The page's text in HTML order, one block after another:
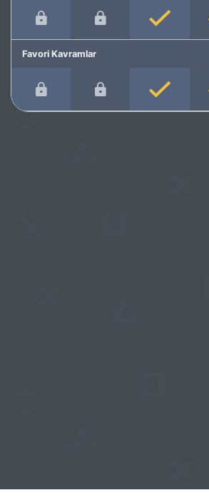
Favori Kavramlar